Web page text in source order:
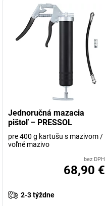
Jednoručná mazacia
pištoľ – PRESSOL
pre 400 g kartušu s mazivom /
voľné mazivo
bez DPH
68,90 €
2-3 týždne